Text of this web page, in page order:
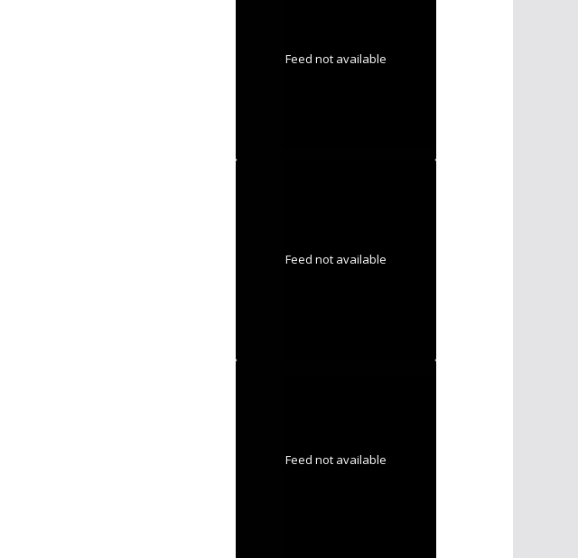
Feed not available
Feed not available
Feed not available